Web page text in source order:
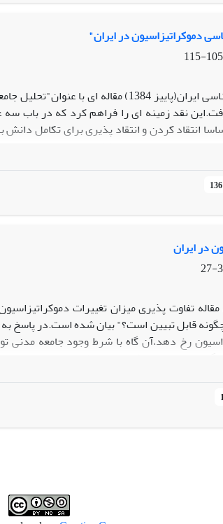
دموکراتیزاسیون در ایران"
105-115
در شماره 3 مجله جامعه شناسی
نقد زمینه ای را فراهم کرد که در
انتقاد کردن و انتقاد پذیری برای تکامل
را برای نقادی متقابل با مشکل مواجه می
در ایران
3-27
تفاوت پذیری میزان تغییرات
قابل تبیین است؟" بیان شده است.در پاسخ
رخ دهد،آن گاه با شرط وجود جامعه مدنی
گردیده،در ادامه فرضیات از طریق تجربه مورد
باشد.